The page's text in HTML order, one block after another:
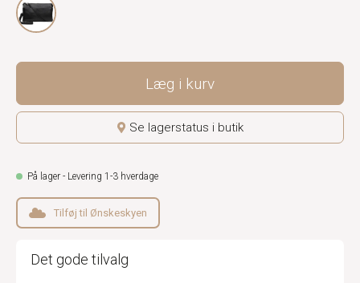
Læg i kurv
Se lagerstatus i butik
På lager - Levering 1-3 hverdage
Tilføj til Ønskeskyen
Det gode tilvalg